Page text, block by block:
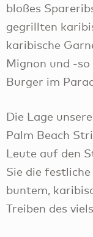
bloßes
gegrillten
karibische
Mignon und -
Burger im
Die Lage
Palm Beach
Leute auf den
Sie die
buntem,
Treiben des